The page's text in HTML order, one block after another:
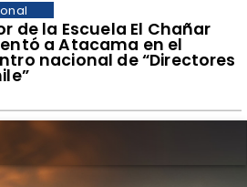
de la Escuela El Chañar
a Atacama en el
nacional de “Directores